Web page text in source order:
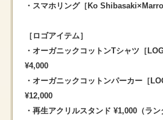
・スマホリング［Ko
［ロゴアイテム］
・オーガニックコットンTシャツ［
¥4,000
・オーガニックコットンパーカー［
¥12,000
・再生アクリルスタンド ¥1,000（ラン